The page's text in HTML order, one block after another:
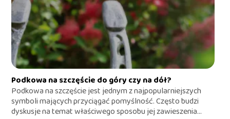
Podkowa na szczęście do góry czy na dół?
Podkowa na szczęście jest jednym z najpopularniejszych
symboli mających przyciągać pomyślność. Często budzi
dyskusje na temat właściwego sposobu jej zawieszenia...